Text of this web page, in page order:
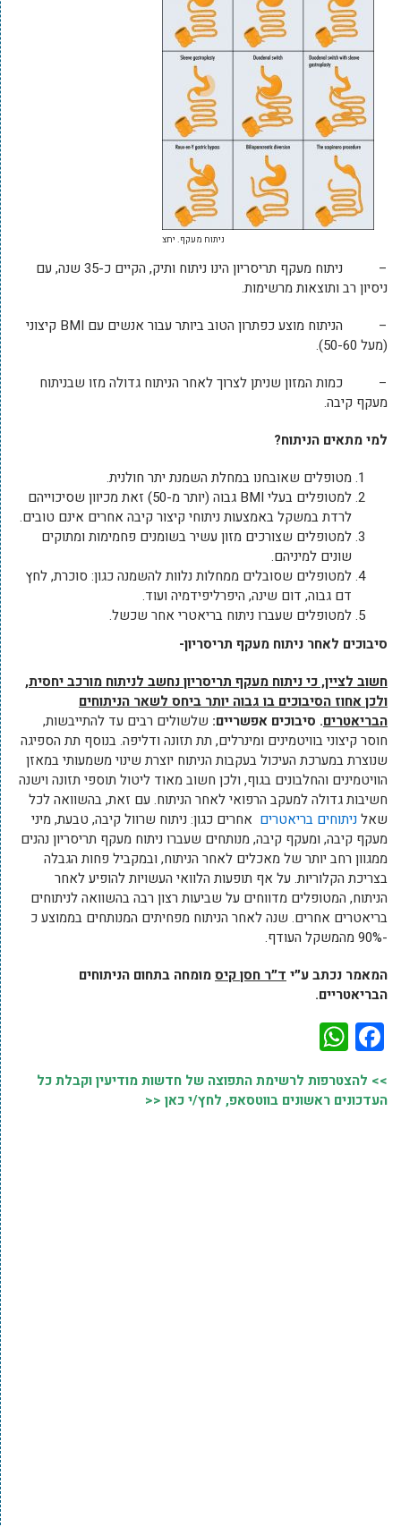
ניתוח מעקף. יחצ
– ניתוח מעקף תריסריון הינו ניתוח ותיק, הקיים כ-35 שנה, עם
ניסיון רב ותוצאות מרשימות.
– הניתוח מוצע כפתרון הטוב ביותר עבור אנשים עם BMI קיצוני
(מעל 50-60).
– כמות המזון שניתן לצרוך לאחר הניתוח גדולה מזו שבניתוח
מעקף קיבה.
למי מתאים הניתוח?
מטופלים שאובחנו במחלת השמנת יתר חולנית.
למטופלים בעלי BMI גבוה (יותר מ-50) זאת מכיוון שסיכוייהם
לרדת במשקל באמצעות ניתוחי קיצור קיבה אחרים אינם טובים.
למטופלים שצורכים מזון עשיר בשומנים פחמימות ומתוקים
שונים למיניהם.
למטופלים שסובלים ממחלות נלוות להשמנה כגון: סוכרת, לחץ
דם גבוה, דום שינה, היפרליפידמיה ועוד.
למטופלים שעברו ניתוח בריאטרי אחר שכשל.
סיבוכים לאחר ניתוח מעקף תריסריון-
חשוב לציין, כי ניתוח מעקף תריסריון נחשב לניתוח מורכב יחסית,
ולכן אחוז הסיבוכים בו גבוה יותר ביחס לשאר הניתוחים
הבריאטרים. סיבוכים אפשריים: שלשולים רבים עד להתייבשות,
חוסר קיצוני בוויטמינים ומינרלים, תת תזונה ודליפה. בנוסף תת הספיגה
שנוצרת במערכת העיכול בעקבות הניתוח יוצרת שינוי משמעותי במאזן
הוויטמינים והחלבונים בגוף, ולכן חשוב מאוד ליטול תוספי תזונה וישנה
חשיבות גדולה למעקב הרפואי לאחר הניתוח. עם זאת, בהשוואה לכל
שאלניתוחים בריאטרים אחרים כגון: ניתוח שרוול קיבה, טבעת, מיני
מעקף קיבה, ומעקף קיבה, מנותחים שעברו ניתוח מעקף תריסריון נהנים
ממגוון רחב יותר של מאכלים לאחר הניתוח, ובמקביל פחות הגבלה
בצריכת הקלוריות. על אף תופעות הלוואי העשויות להופיע לאחר
הניתוח, המטופלים מדווחים על שביעות רצון רבה בהשוואה לניתוחים
בריאטרים אחרים. שנה לאחר הניתוח מפחיתים המנותחים בממוצע כ
-90% מהמשקל העודף.
המאמר נכתב ע״י ד״ר חסן קיסמומחה בתחום הניתוחים
הבריאטריים.
Facebook
>> להצטרפות לרשימת התפוצה של חדשות מודיעין וקבלת כל
העדכונים ראשונים בווטסאפ, לחץ/י כאן <<